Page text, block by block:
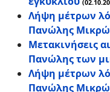
Λήψη μέτρων
Πανώλης
Μετακινήσεις
Πανώλης των
Λήψη μέτρων
Πανώλης